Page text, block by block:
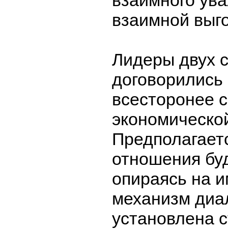
взаимной
Лидеры двух
всесторонее
отношения
опираясь на
механизм
установлена